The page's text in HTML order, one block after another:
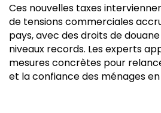
Ces nouvelles taxes
de tensions commerciales
pays, avec des droits de
niveaux records. Les experts
mesures concrètes pour
et la confiance des ménages en